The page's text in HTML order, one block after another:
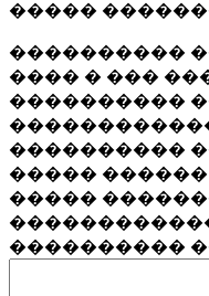
�����
����������
���� � ���
����������
����������
�����
�����
����������